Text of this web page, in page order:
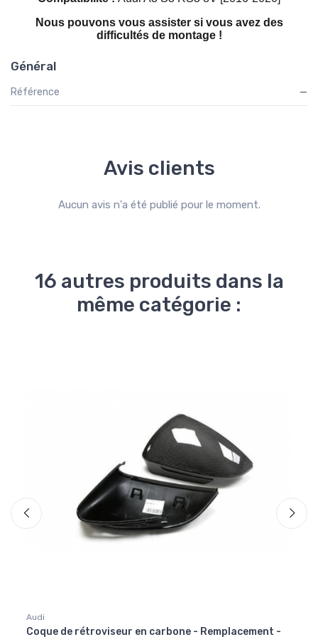
Nous pouvons vous assister si vous avez des
difficultés de montage !
Général
Référence —
Avis clients
Aucun avis n'a été publié pour le moment.
16 autres produits dans la
même catégorie :
Audi
Coque de rétroviseur en carbone - Remplacement -